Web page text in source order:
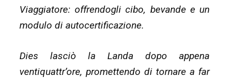
Viaggiatore: offrendogli cibo, bevande e un
modulo di autocertificazione.
Dies lasciò la Landa dopo appena
ventiquattr’ore, promettendo di tornare a far